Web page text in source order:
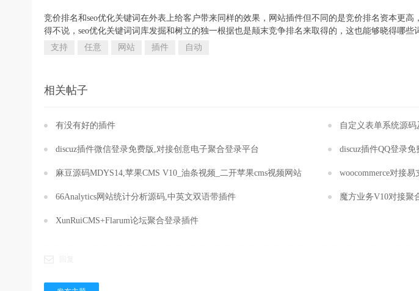
竞价排名和seo优化关键词在外表上给客户带来同样的效果，网站插件但不同的是竞价排名资本更高
得不说，seo优化关键词词库发掘和树立的独一根据也是颠末竞争排名来取得的，这也能够晓得哪些
支持
任意 网站 插件 自动
相关帖子
有没有好的插件 自定义表单系统源码
discuz插件微信登录免费版,对接创意电子聚合登录平台 discuz插件QQ登录
麻豆源码MDYS14,苹果CMS V10_油条视频_二开苹果cms视频网站 woocommerce对接易
66Analytics网站统计分析源码,中英文双语带插件 魔方业务V10对接聚
XunRuiCMS+Flarum论坛聚合登录插件